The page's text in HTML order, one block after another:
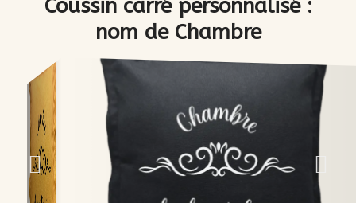
Coussin carré personnalisé :
nom de Chambre